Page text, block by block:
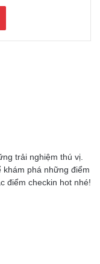
Pinterest
trải nghiệm thú vị.
khám phá những điểm
điểm checkin hot nhé!